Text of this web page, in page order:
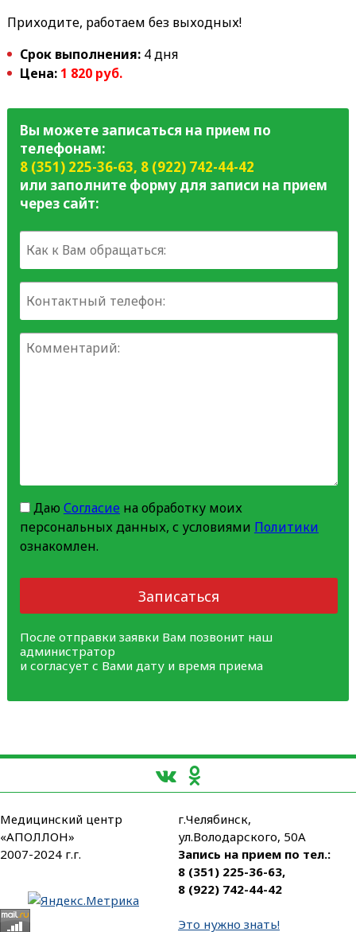
Приходите, работаем без выходных!
Срок выполнения:4 дня
Цена: 1 820 руб.
Вы можете записаться на прием по
телефонам:
8 (351) 225-36-63, 8 (922) 742-44-42
или заполните форму для записи на прием
через сайт:
Даю Согласиена обработку моих
персональных данных, с условиями Политики
ознакомлен.
Записаться
После отправки заявки Вам позвонит наш
администратор
и согласует с Вами дату и время приема
Медицинский центр
«АПОЛЛОН»
2007-2024 г.г.
г.Челябинск,
ул.Володарского, 50А
Запись на прием по тел.:
8 (351) 225-36-63,
8 (922) 742-44-42
Это нужно знать!